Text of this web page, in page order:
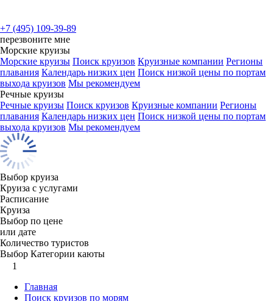
+7 (495) 109-39-89
перезвоните мне
Морские круизы
Морские круизы Поиск круизов Круизные компании Регионы
плавания Календарь низких цен Поиск низкой цены по портам
выхода круизов Мы рекомендуем
Речные круизы
Речные круизы Поиск круизов Круизные компании Регионы
плавания Календарь низких цен Поиск низкой цены по портам
выхода круизов Мы рекомендуем
Выбор круиза
Круиза с услугами
Расписание
Круиза
Выбор по цене
или дате
Количество туристов
Выбор Категории каюты
1
Главная
Поиск круизов по морям